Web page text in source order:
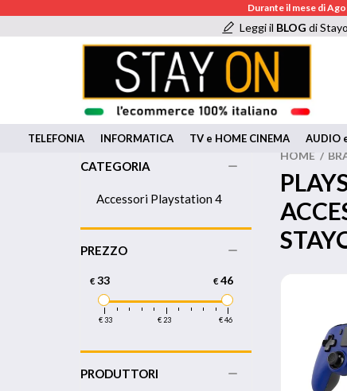
Durante il mese di
Leggi il BLOGdi
TELEFONIA INFORMATICA TV e HOME CINEMA AUDIO
HOME /
CATEGORIA
Accessori Playstation 4
PREZZO
€ 33 € 23 € 46
€33 €46
PRODUTTORI